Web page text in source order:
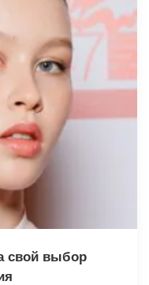
свой выбор